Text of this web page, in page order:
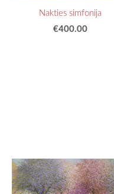
Nakties simfonija
€400.00